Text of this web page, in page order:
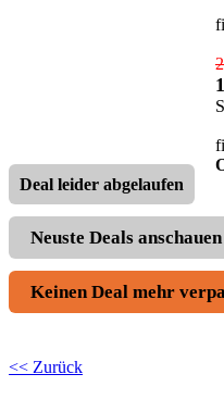
Deal leider abgelaufen
Neuste Deals
Keinen Deal mehr
<< Zurück